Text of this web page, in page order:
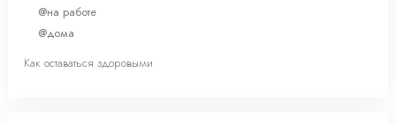
@на работе
@дома
Как оставаться здоровыми